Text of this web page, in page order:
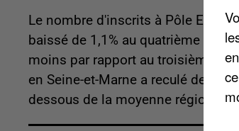
Le nombre d'inscrits à Pôle
baissé de 1,1% au quatrième
moins par rapport au troisième
en Seine-et-Marne a reculé de
dessous de la moyenne régionale